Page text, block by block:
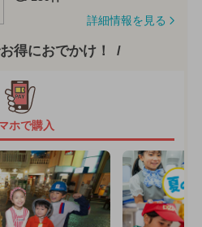
詳細情報を見る
得におでかけ！
ホで購入